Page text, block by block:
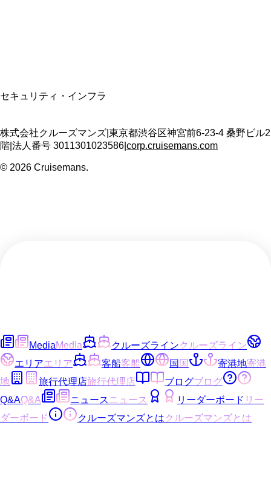
セキュリティ・インフラ
株式会社クルーズマンズ 東京都渋谷区神宮前6-23-4 桑野ビル2
階 法人番号 3011301023586 corp.cruisemans.com
© 2026 Cruisemans.
MediaMedia クルーズラインクルーズライン
エリアエリア 客船客船 国国 寄港地寄港
地
旅行代理店旅行代理店 ブログブログ
Q&AQ&A ニュース ニュース リーダーボード リー
ダーボード
クルーズマンズとはクルーズマンズとは